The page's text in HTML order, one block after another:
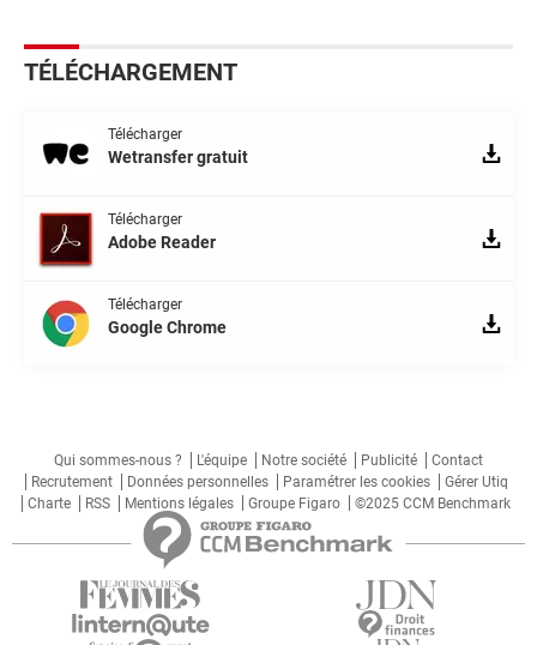
TÉLÉCHARGEMENT
Télécharger
Wetransfer gratuit
Télécharger
Adobe Reader
Télécharger
Google Chrome
Qui sommes-nous ? L'équipe Notre société Publicité
Contact
Recrutement
Données personnelles Paramétrer les cookies
Gérer Utiq
Charte
RSS Mentions légales Groupe Figaro ©2025 CCM Benchmark